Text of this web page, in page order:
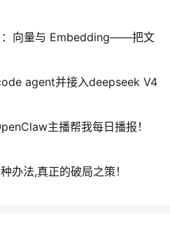
：向量与 Embedding——把文
agent并接入deepseek V4
主播帮我每日播报！
办法,真正的破局之策！